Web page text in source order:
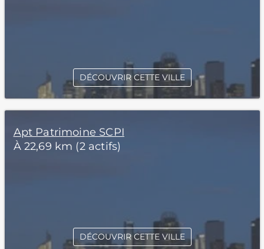
DÉCOUVRIR CETTE VILLE
Apt Patrimoine SCPI
À 22,69 km (2 actifs)
DÉCOUVRIR CETTE VILLE